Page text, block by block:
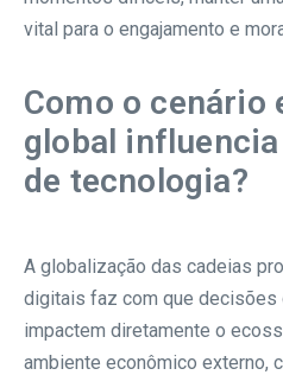
vital para o engajamento e
Como o cenário
global
de tecnologia?
A globalização das cadeias
digitais faz com que decisões
impactem diretamente o
ambiente econômico externo,